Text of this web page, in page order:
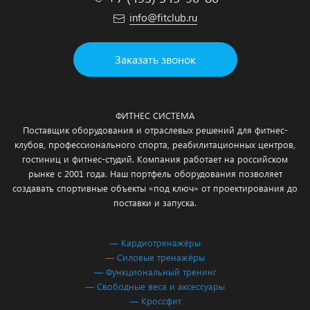
info@fitclub.ru
Заказать звонок
ФИТНЕС СИСТЕМА
Поставщик оборудования и отраслевых решений для фитнес-
клубов, профессионального спорта, реабилитационных центров,
гостиниц и фитнес-студий. Компания работает на российском
рынке с 2001 года. Наш портфель оборудования позволяет
создавать спортивные объекты «под ключ» от проектирования до
поставки и запуска.
— Кардиотренажёры
— Силовые тренажёры
— Функциональный тренинг
— Свободные веса и аксессуары
— Кроссфит